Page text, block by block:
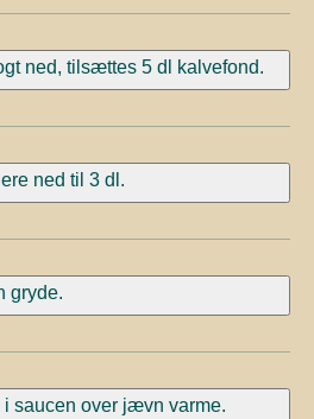
ned, tilsættes 5 dl kalvefond.
ned til 3 dl.
gryde.
i saucen over jævn varme.